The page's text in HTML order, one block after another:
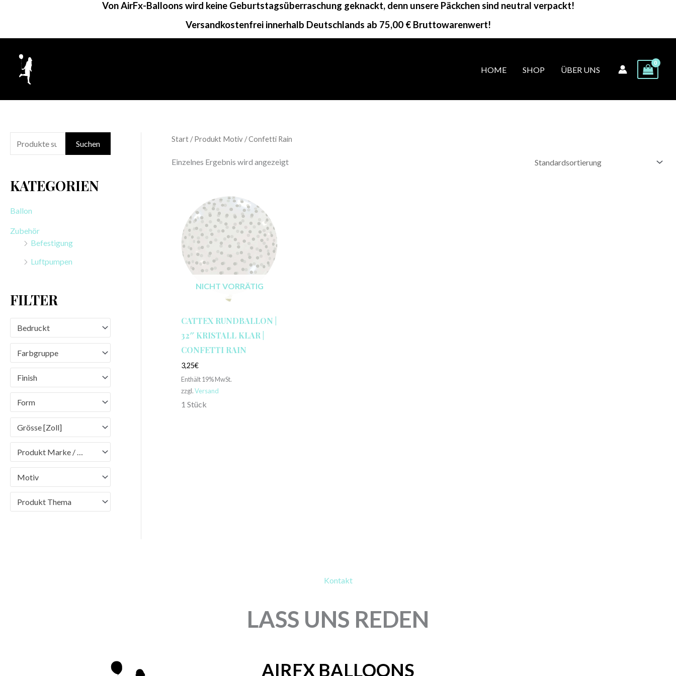
springen
Von AirFx-Balloons wird keine Geburtstagsüberraschung geknackt, denn unsere Päckchen sind neutral verpackt!
Versandkostenfrei innerhalb Deutschlands ab 75,00 € Bruttowarenwert!
HOME SHOP ÜBER UNS
u
h
n
Suchen
KATEGORIEN
Ballon
Zubehör
Befestigung
Luftpumpen
FILTER
Bedruckt
Farbgruppe
Finish
Form
Grösse [Zoll]
Produkt Marke / Brand
Motiv
Produkt Thema
Start/ Produkt Motiv / Confetti Rain
Einzelnes Ergebnis wird angezeigt
NICHT VORRÄTIG
CATTEX RUNDBALLON |
32″ KRISTALL KLAR |
CONFETTI RAIN
3,25€
Enthält 19% MwSt.
zzgl.Versand
1 Stück
Kontakt
LASS UNS REDEN
AIRFX BALLOONS